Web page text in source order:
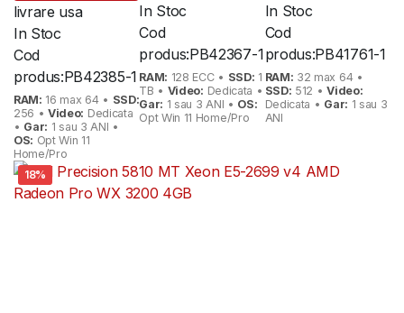
livrare usa
In Stoc
Cod
produs:PB42385-1
RAM: 16 max 64 • SSD:
256 •Video: Dedicata
• Gar: 1 sau 3 ANI •
OS: Opt Win 11
Home/Pro
In Stoc
Cod
produs:PB42367-1
RAM: 128 ECC • SSD: 1
TB • Video: Dedicata •
Gar: 1 sau 3 ANI • OS:
Opt Win 11 Home/Pro
In Stoc
Cod
produs:PB41761-1
RAM: 32 max 64 •
SSD: 512 •Video:
Dedicata • Gar: 1 sau 3
ANI
18%